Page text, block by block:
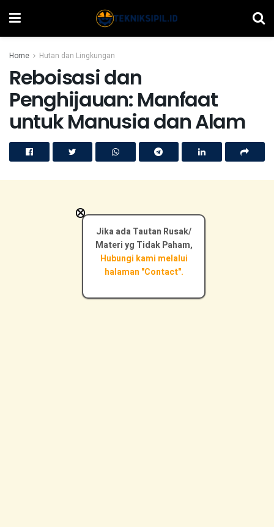
Home Hutan dan Lingkungan
Reboisasi dan
Penghijauan: Manfaat
untuk Manusia dan Alam
Jika ada Tautan Rusak/
Materi yg Tidak Paham,
Hubungi kami melalui
halaman "Contact".
×